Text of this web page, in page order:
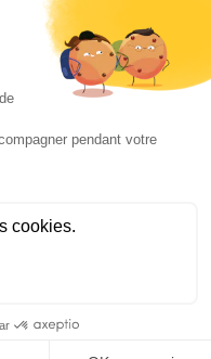
Compétences